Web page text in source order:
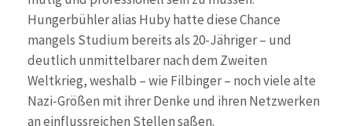
Hungerbühler alias Huby hatte diese Chance
mangels Studium bereits als 20-Jähriger – und
deutlich unmittelbarer nach dem Zweiten
Weltkrieg, weshalb – wie Filbinger – noch viele alte
Nazi-Größen mit ihrer Denke und ihren Netzwerken
an einflussreichen Stellen saßen.